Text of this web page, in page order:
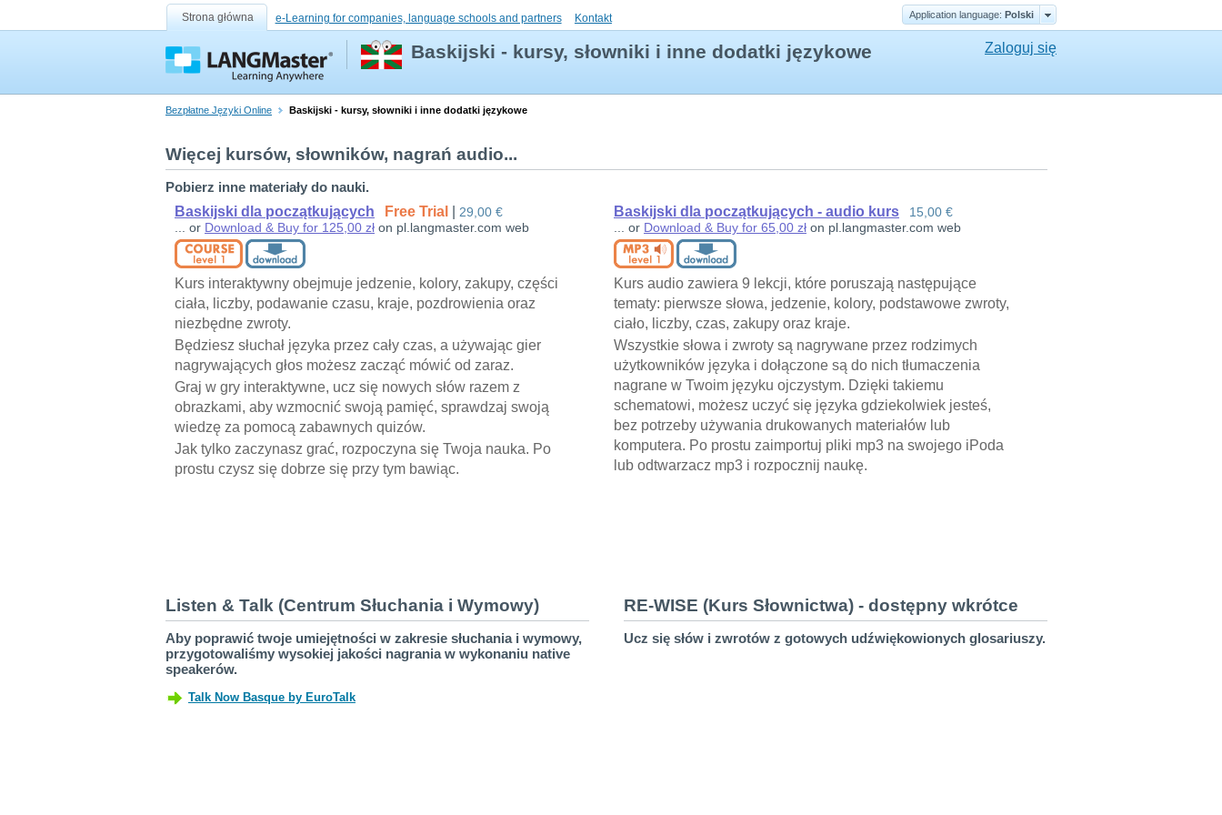
Strona główna e-Learning for companies, language schools and partners Kontakt Application language: Polski
Baskijski - kursy, słowniki i inne dodatki językowe Zaloguj się
Bezpłatne Języki Online Baskijski - kursy, słowniki i inne dodatki językowe
Więcej kursów, słowników, nagrań audio...
Pobierz inne materiały do nauki.
Baskijski dla początkujących
Free Trial
29,00 €
... or Download & Buy for 125,00 zł on pl.langmaster.com web
Kurs interaktywny obejmuje jedzenie, kolory, zakupy, części
ciała, liczby, podawanie czasu, kraje, pozdrowienia oraz
niezbędne zwroty.
Będziesz słuchał języka przez cały czas, a używając gier
nagrywających głos możesz zacząć mówić od zaraz.
Graj w gry interaktywne, ucz się nowych słów razem z
obrazkami, aby wzmocnić swoją pamięć, sprawdzaj swoją
wiedzę za pomocą zabawnych quizów.
Jak tylko zaczynasz grać, rozpoczyna się Twoja nauka. Po
prostu czysz się dobrze się przy tym bawiąc.
Baskijski dla początkujących - audio kurs
15,00 €
... or Download & Buy for 65,00 zł on pl.langmaster.com web
Kurs audio zawiera 9 lekcji, które poruszają następujące
tematy: pierwsze słowa, jedzenie, kolory, podstawowe zwroty,
ciało, liczby, czas, zakupy oraz kraje.
Wszystkie słowa i zwroty są nagrywane przez rodzimych
użytkowników języka i dołączone są do nich tłumaczenia
nagrane w Twoim języku ojczystym. Dzięki takiemu
schematowi, możesz uczyć się języka gdziekolwiek jesteś,
bez potrzeby używania drukowanych materiałów lub
komputera. Po prostu zaimportuj pliki mp3 na swojego iPoda
lub odtwarzacz mp3 i rozpocznij naukę.
Listen & Talk (Centrum Słuchania i Wymowy)
Aby poprawić twoje umiejętności w zakresie słuchania i wymowy,
przygotowaliśmy wysokiej jakości nagrania w wykonaniu native
speakerów.
RE-WISE (Kurs Słownictwa) - dostępny wkrótce
Ucz się słów i zwrotów z gotowych udźwiękowionych glosariuszy.